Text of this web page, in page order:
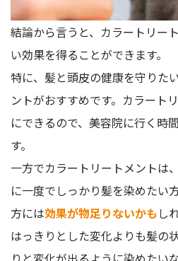
結論から言うと、カラートリー
い効果を得ることができます。
特に、髪と頭皮の健康を守りた
ントがおすすめです。カラート
にできるので、美容院に行く時
す。
一方でカラートリートメントは
に一度でしっかり髪を染めたい
方には効果が物足りないかもし
はっきりとした変化よりも髪の